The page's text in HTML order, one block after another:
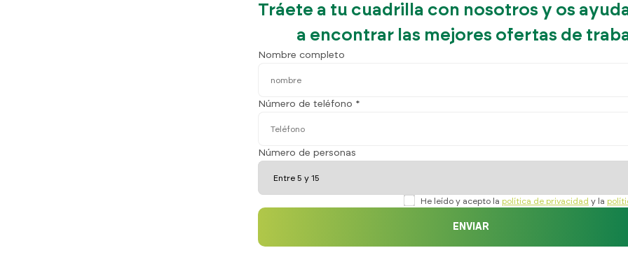
Tráete a tu cuadrilla con nosotros y os
a encontrar las mejores ofertas de
Nombre completo
Número de teléfono *
Número de personas
He leído y acepto la política de privacidad y la
ENVIAR